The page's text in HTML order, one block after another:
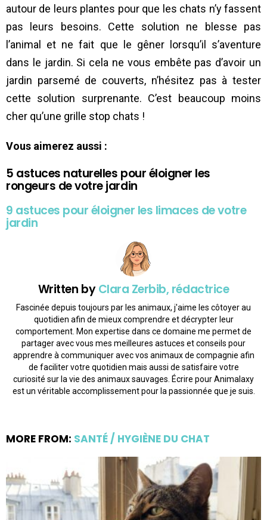
autour de leurs plantes pour que les chats n’y fassent
pas leurs besoins. Cette solution ne blesse pas
l’animal et ne fait que le gêner lorsqu’il s’aventure
dans le jardin. Si cela ne vous embête pas d’avoir un
jardin parsemé de couverts, n’hésitez pas à tester
cette solution surprenante. C’est beaucoup moins
cher qu’une grille stop chats !
Vous aimerez aussi :
5 astuces naturelles pour éloigner les
rongeurs de votre jardin
9 astuces pour éloigner les limaces de votre
jardin
Written byClara Zerbib, rédactrice
Fascinée depuis toujours par les animaux, j'aime les côtoyer au
quotidien afin de mieux comprendre et décrypter leur
comportement. Mon expertise dans ce domaine me permet de
partager avec vous mes meilleures astuces et conseils pour
apprendre à communiquer avec vos animaux de compagnie afin
de faciliter votre quotidien mais aussi de satisfaire votre
curiosité sur la vie des animaux sauvages. Écrire pour Animalaxy
est un véritable accomplissement pour la passionnée que je suis.
MORE FROM: SANTÉ / HYGIÈNE DU CHAT